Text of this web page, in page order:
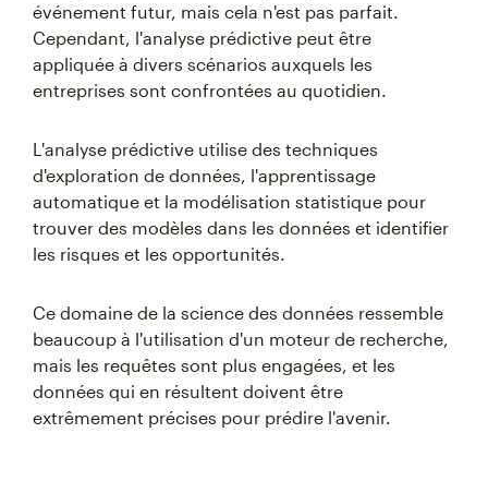
événement futur, mais cela n'est pas parfait.
Cependant, l'analyse prédictive peut être
appliquée à divers scénarios auxquels les
entreprises sont confrontées au quotidien.
L'analyse prédictive utilise des techniques
d'exploration de données, l'apprentissage
automatique et la modélisation statistique pour
trouver des modèles dans les données et identifier
les risques et les opportunités.
Ce domaine de la science des données ressemble
beaucoup à l'utilisation d'un moteur de recherche,
mais les requêtes sont plus engagées, et les
données qui en résultent doivent être
extrêmement précises pour prédire l'avenir.